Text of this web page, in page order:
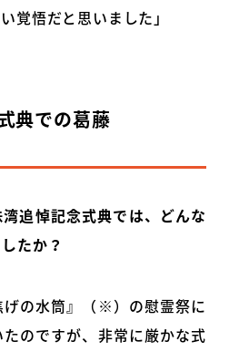
覚悟だと思いました」
典での葛藤
追悼記念式典では、どんな
たか？
げの水筒』（※）の慰霊祭に
のですが、非常に厳かな式